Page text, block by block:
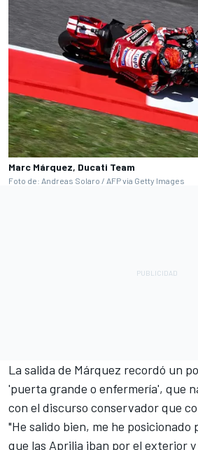
Marc Márquez, Ducati Team
Foto de: Andreas Solaro / AFP via Getty Images
La salida de Márquez recordó un
'puerta grande o enfermería', que
con el discurso conservador que
"He salido bien, me he
que las Aprilia iban por el exterior